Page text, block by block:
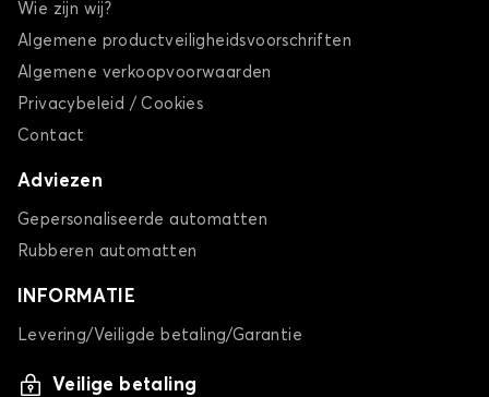
Wie zijn wij?
Algemene productveiligheidsvoorschriften
Algemene verkoopvoorwaarden
Privacybeleid / Cookies
Contact
Adviezen
Gepersonaliseerde automatten
Rubberen automatten
INFORMATIE
Levering/Veiligde betaling/Garantie
Veilige betaling